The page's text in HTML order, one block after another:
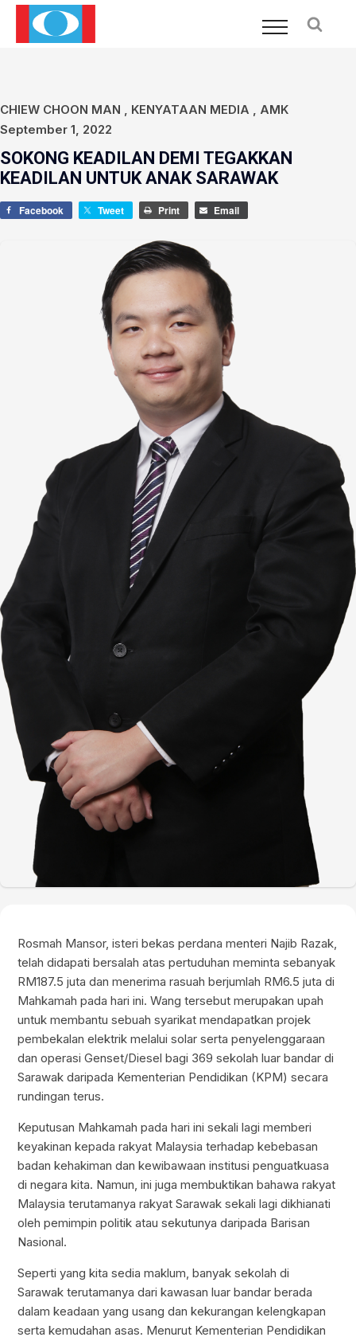
CHIEW CHOON MAN , KENYATAAN MEDIA , AMK
September 1, 2022
SOKONG KEADILAN DEMI TEGAKKAN
KEADILAN UNTUK ANAK SARAWAK
Facebook Tweet Print Email
Rosmah Mansor, isteri bekas perdana menteri Najib Razak,
telah didapati bersalah atas pertuduhan meminta sebanyak
RM187.5 juta dan menerima rasuah berjumlah RM6.5 juta di
Mahkamah pada hari ini. Wang tersebut merupakan upah
untuk membantu sebuah syarikat mendapatkan projek
pembekalan elektrik melalui solar serta penyelenggaraan
dan operasi Genset/Diesel bagi 369 sekolah luar bandar di
Sarawak daripada Kementerian Pendidikan (KPM) secara
rundingan terus.
Keputusan Mahkamah pada hari ini sekali lagi memberi
keyakinan kepada rakyat Malaysia terhadap kebebasan
badan kehakiman dan kewibawaan institusi penguatkuasa
di negara kita. Namun, ini juga membuktikan bahawa rakyat
Malaysia terutamanya rakyat Sarawak sekali lagi dikhianati
oleh pemimpin politik atau sekutunya daripada Barisan
Nasional.
Seperti yang kita sedia maklum, banyak sekolah di
Sarawak terutamanya dari kawasan luar bandar berada
dalam keadaan yang usang dan kekurangan kelengkapan
serta kemudahan asas. Menurut Kementerian Pendidikan